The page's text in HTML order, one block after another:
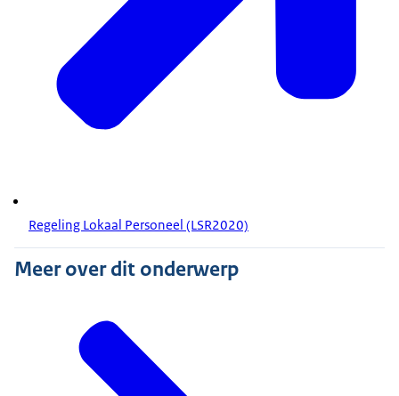
Regeling Lokaal Personeel (LSR2020)
Meer over dit onderwerp